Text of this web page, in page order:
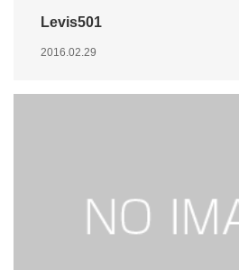
Levis501
2016.02.29